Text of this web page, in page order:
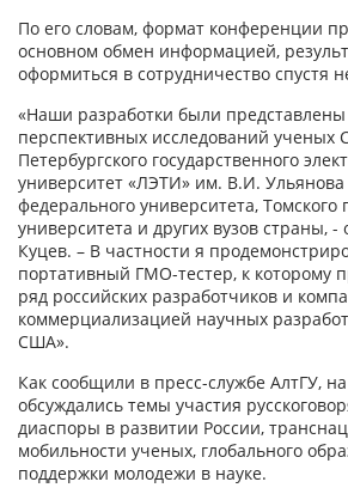
По его словам, формат конференции
основном обмен информацией,
оформиться в сотрудничество спустя
«Наши разработки были
перспективных исследований ученых
Петербургского государственного
университет «ЛЭТИ» им. В.И.
федерального университета, Томского
университета и других вузов страны,
Куцев. – В частности я
портативный ГМО-тестер, к которому
ряд российских разработчиков и
коммерциализацией научных
США».
Как сообщили в пресс-службе АлтГУ,
обсуждались темы участия
диаспоры в развитии России,
мобильности ученых, глобального
поддержки молодежи в науке.